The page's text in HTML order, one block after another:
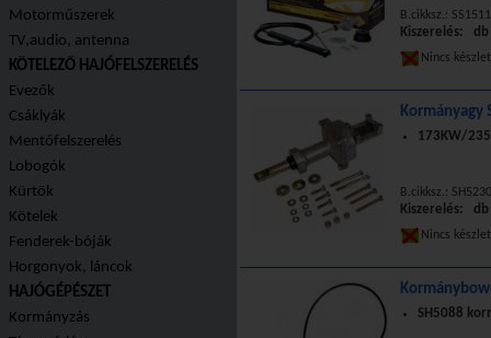
Motorműszerek
TV,audio, antenna
KÖTELEZŐ HAJÓFELSZERELÉS
Evezők
Csáklyák
Mentőfelszerelés
Lobogók
Kürtök
Kötelek
Fenderek-bóják
Horgonyok, láncok
HAJÓGÉPÉSZET
Kormányzás
B.cikksz.:
Kiszerelés: db
Nincs
Kormányagy
173KW/235
B.cikksz.: SH5230
Kiszerelés: db
Nincs
SH5088